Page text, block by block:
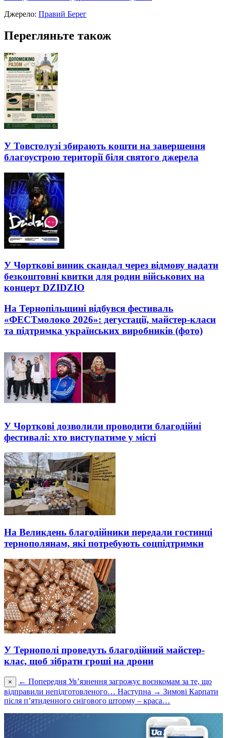
Джерело: Правий Берег
Перегляньте також
У Товстолузі збирають кошти на завершення
благоустрою території біля святого джерела
У Чорткові виник скандал через відмову надати
безкоштовні квитки для родин військових на
концерт DZIDZIO
На Тернопільщині відбувся фестиваль
«ФЕСТмолоко 2026»: дегустації, майстер-класи
та підтримка українських виробників (фото)
У Чорткові дозволили проводити благодійні
фестивалі: хто виступатиме у місті
На Великдень благодійники передали гостинці
тернополянам, які потребують соцпідтримки
У Тернополі проведуть благодійний майстер-
клас, щоб зібрати гроші на дрони
× ← Попередня Ув’язнення загрожує воєнкомам за те, що
відправили непідготовленого… Наступна → Зимові Карпати
після п’ятиденного снігового шторму – краса…